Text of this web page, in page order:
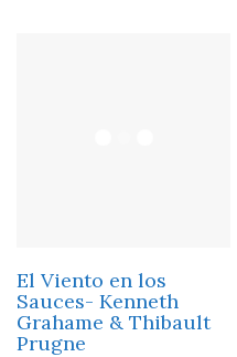
El Viento en los
Sauces- Kenneth
Grahame & Thibault
Prugne